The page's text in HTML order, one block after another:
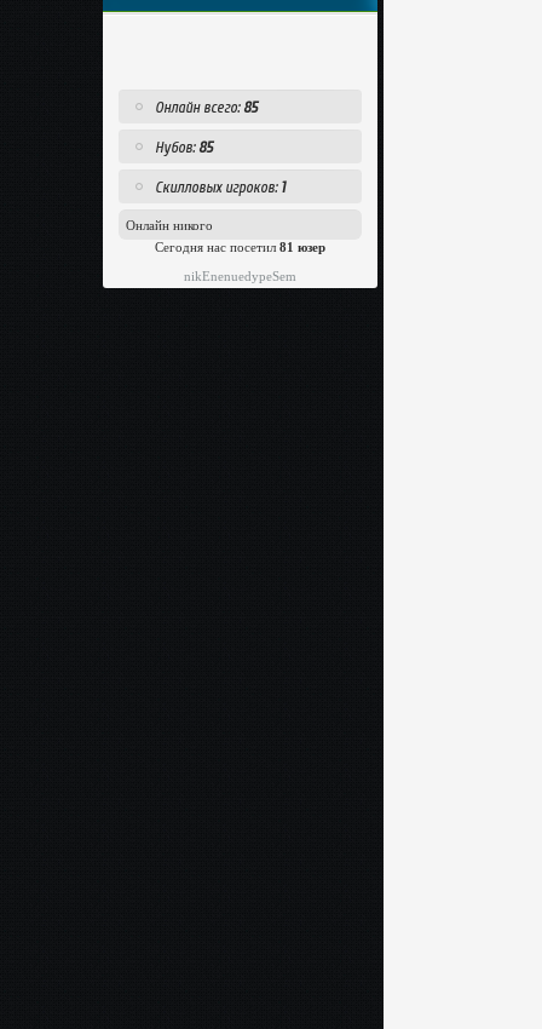
Онлайн всего:85
Нубов:85
Скилловых игроков:1
Онлайн никого
Сегодня нас посетил 81 юзер
nikEnenuedypeSem